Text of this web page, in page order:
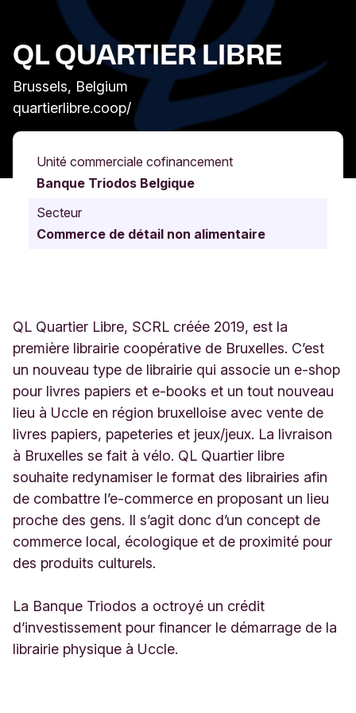
QL QUARTIER LIBRE
Brussels, Belgium
quartierlibre.coop/
Unité commerciale cofinancement
Banque Triodos Belgique
Secteur
Commerce de détail non alimentaire
QL Quartier Libre, SCRL créée 2019, est la
première librairie coopérative de Bruxelles. C’est
un nouveau type de librairie qui associe un e-shop
pour livres papiers et e-books et un tout nouveau
lieu à Uccle en région bruxelloise avec vente de
livres papiers, papeteries et jeux/jeux. La livraison
à Bruxelles se fait à vélo. QL Quartier libre
souhaite redynamiser le format des librairies afin
de combattre l’e-commerce en proposant un lieu
proche des gens. Il s’agit donc d’un concept de
commerce local, écologique et de proximité pour
des produits culturels.
La Banque Triodos a octroyé un crédit
d’investissement pour financer le démarrage de la
librairie physique à Uccle.